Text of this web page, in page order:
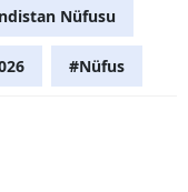
Nüfusu
#Nüfus